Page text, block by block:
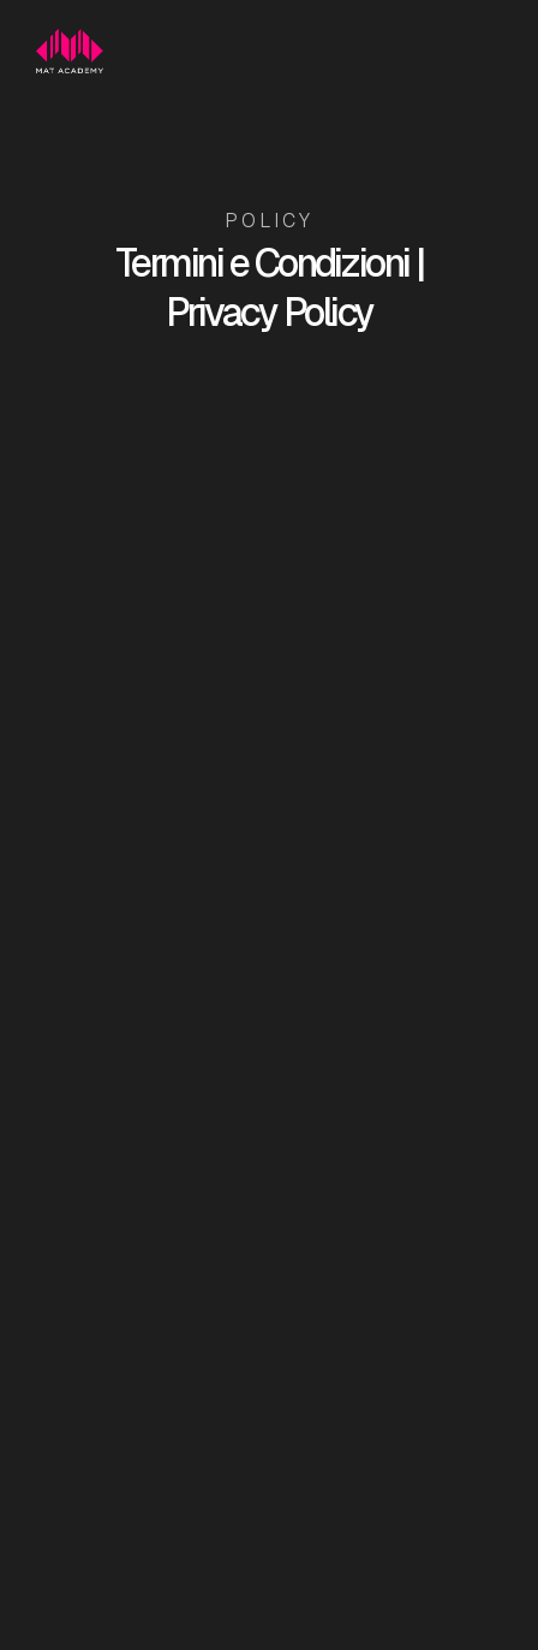
POLICY
Termini e Condizioni |
Privacy Policy